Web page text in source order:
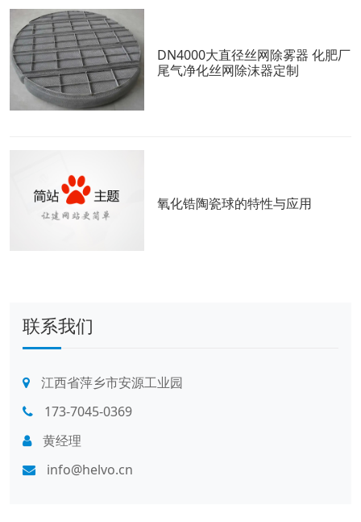
DN4000大直径丝网除雾器 化肥厂
尾气净化丝网除沫器定制
氧化锆陶瓷球的特性与应用
联系我们
江西省萍乡市安源工业园
173-7045-0369
黄经理
info@helvo.cn